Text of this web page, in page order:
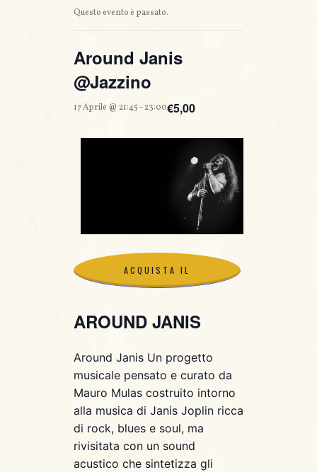
Questo evento è passato.
Around Janis
@Jazzino
17 Aprile @ 21:45-23:00€5,00
ACQUISTA IL
BIGLIETTO
AROUND JANIS
Around Janis Un progetto
musicale pensato e curato da
Mauro Mulas costruito intorno
alla musica di Janis Joplin ricca
di rock, blues e soul, ma
rivisitata con un sound
acustico che sintetizza gli